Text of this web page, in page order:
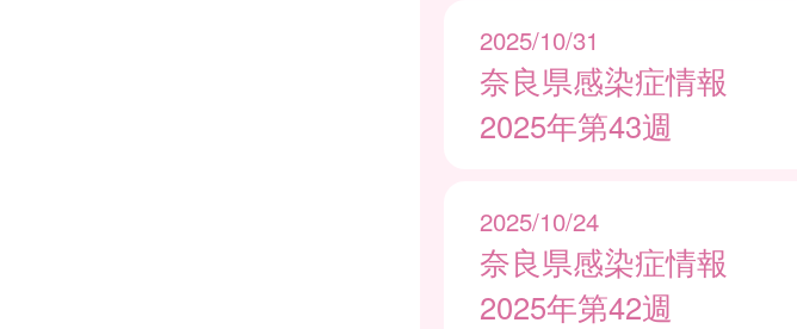
2025/10/31
奈良県感染症情報
2025年第43週
2025/10/24
奈良県感染症情報
2025年第42週